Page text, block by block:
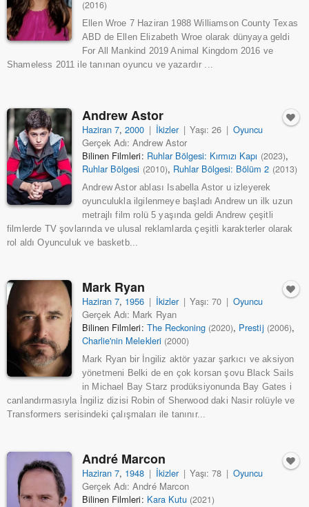
(2016)
Ellen Wroe 7 Haziran 1988 Williamson County Texas
ABD de Ellen Elizabeth Wroe olarak dünyaya geldi
For All Mankind 2019 Animal Kingdom 2016 ve
Shameless 2011 ile tanınan oyuncu ve yazardır ...
Andrew Astor
Haziran 7,2000 | İkizler | Yaşı: 26 | Oyuncu
Gerçek Adı: Andrew Astor
Bilinen Filmleri: Ruhlar Bölgesi: Kırmızı Kapı (2023),
Ruhlar Bölgesi (2010), Ruhlar Bölgesi: Bölüm 2 (2013)
Andrew Astor ablası Isabella Astor u izleyerek
oyunculukla ilgilenmeye başladı Andrew un ilk uzun
metrajlı film rolü 5 yaşında geldi Andrew çeşitli
filmlerde TV şovlarında ve ulusal reklamlarda çeşitli karakterler olarak
rol aldı Oyunculuk ve basketb...
Mark Ryan
Haziran 7, 1956 | İkizler | Yaşı: 70 | Oyuncu
Gerçek Adı: Mark Ryan
Bilinen Filmleri: The Reckoning (2020), Prestij (2006),
Charlie'nin Melekleri (2000)
Mark Ryan bir İngiliz aktör yazar şarkıcı ve aksiyon
yönetmeni Belki de en çok korsan şovu Black Sails
in Michael Bay Starz prodüksiyonunda Bay Gates i
canlandırmasıyla İngiliz dizisi Robin of Sherwood daki Nasir rolüyle ve
Transformers serisindeki çalışmaları ile tanınır...
André Marcon
Haziran 7, 1948 | İkizler | Yaşı: 78 | Oyuncu
Gerçek Adı: André Marcon
Bilinen Filmleri: Kara Kutu (2021)